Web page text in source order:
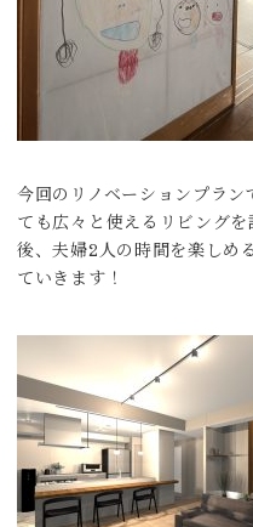
今回のリノベーションプラ
ても広々と使えるリビング
後、夫婦2人の時間を楽しめ
ていきます！